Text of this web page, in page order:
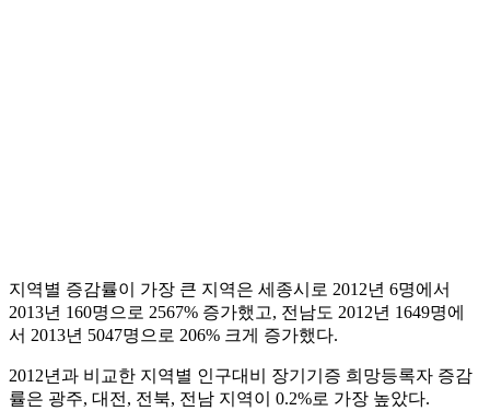
지역별 증감률이 가장 큰 지역은 세종시로 2012년 6명에서
2013년 160명으로 2567% 증가했고, 전남도 2012년 1649명에
서 2013년 5047명으로 206% 크게 증가했다.
2012년과 비교한 지역별 인구대비 장기기증 희망등록자 증감
률은 광주, 대전, 전북, 전남 지역이 0.2%로 가장 높았다.